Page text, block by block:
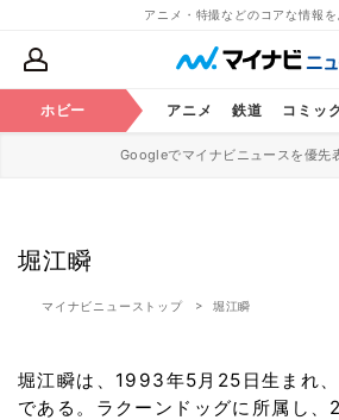
アニメ・特撮などのコアな情報を
ホビー アニメ 鉄道 コミッ
Googleでマイナビニュースを優先
堀江瞬
マイナビニューストップ 堀江瞬
堀江瞬は、1993年5月25日生まれ
である。ラクーンドッグに所属し